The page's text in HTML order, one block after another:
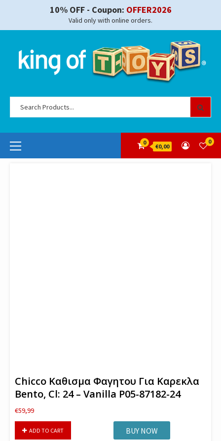
10% OFF - Coupon: OFFER2026
Valid only with online orders.
Primary
Menu
0
€0,00
0
Chicco Καθισμα Φαγητου Για Καρεκλα
Bento, Cl: 24 – Vanilla P05-87182-24
€59,99
Καθισμα
ADD TO CART BUY NOW